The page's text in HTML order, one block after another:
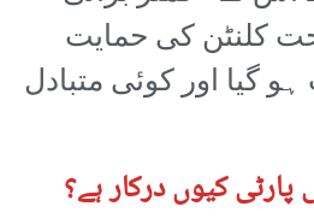
کلنٹن کی حمایت
گیا اور کوئی متبادل
کیوں درکار ہے؟